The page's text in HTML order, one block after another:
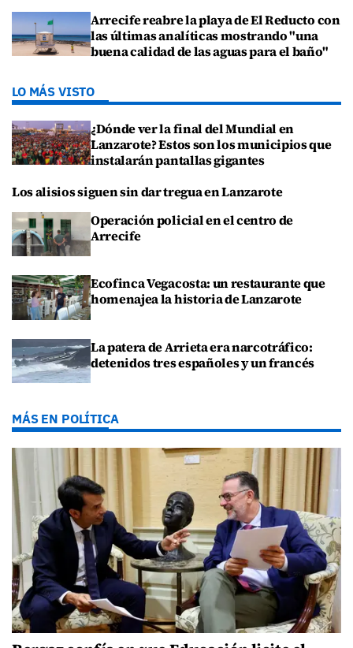
Arrecife reabre la playa de El Reducto con
las últimas analíticas mostrando "una
buena calidad de las aguas para el baño"
LO MÁS VISTO
¿Dónde ver la final del Mundial en
Lanzarote? Estos son los municipios que
instalarán pantallas gigantes
Los alisios siguen sin dar tregua en Lanzarote
Operación policial en el centro de
Arrecife
Ecofinca Vegacosta: un restaurante que
homenajea la historia de Lanzarote
La patera de Arrieta era narcotráfico:
detenidos tres españoles y un francés
MÁS EN POLÍTICA